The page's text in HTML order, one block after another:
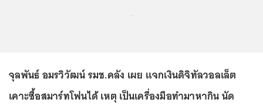
จุลพันธ์ อมรวิวัฒน์ รมช.คลัง เผย แจกเงินดิจิทัลวอลเล็ต
เคาะซื้อสมาร์ทโฟนได้ เหตุ เป็นเครื่องมือทำมาหากิน นัด